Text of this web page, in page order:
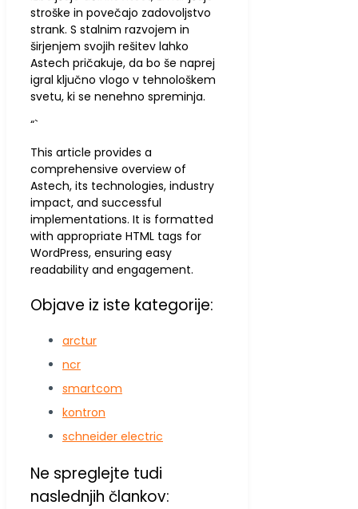
stroške in povečajo zadovoljstvo
strank. S stalnim razvojem in
širjenjem svojih rešitev lahko
Astech pričakuje, da bo še naprej
igral ključno vlogo v tehnološkem
svetu, ki se nenehno spreminja.
“`
This article provides a
comprehensive overview of
Astech, its technologies, industry
impact, and successful
implementations. It is formatted
with appropriate HTML tags for
WordPress, ensuring easy
readability and engagement.
Objave iz iste kategorije:
arctur
ncr
smartcom
kontron
schneider electric
Ne spreglejte tudi
naslednjih člankov: